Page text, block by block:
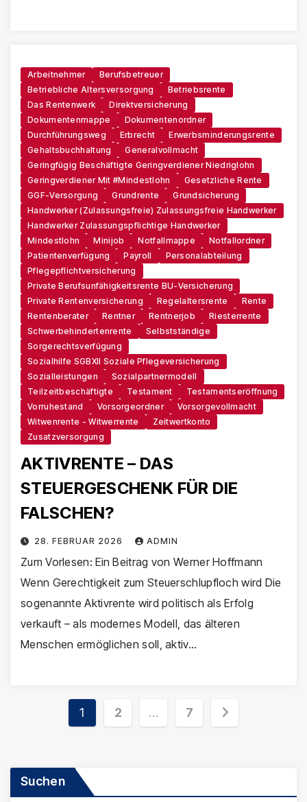
Arbeitnehmer
Berufsbetreuer
Betriebliche Altersversorgung
Betriebsrente
Das Rentenwerk
Direktversicherung
Dokumentenmappe
Dokumentenordner
Durchführungsweg
Erbrecht
Erwerbsminderungsrente
Gehaltsbuchhaltung
Generalvollmacht
Geringfügig Beschäftigte Geringverdiener Niedriglohn
Geringverdiener Mit #Mindestlohn
Gesetzliche Rente
GGF-Versorgung
Grundrente
Grundsicherung
Handwerker (zulassungsfreie) Zulassungsfreie Handwerker
Handwerker Zulassungspflichtige Handwerker
Mindestlohn
Minijob Notfallmappe
Notfallordner
Patientenverfügung
Payroll
Personalabteilung
Pflegepflichtversicherung
Private Berufsunfähigkeitsrente BU-Versicherung
Private Rentenversicherung
Regelaltersrente
Rente
Rentenberater
Rentner Rentnerjob
Riesterrente
Schwerbehindertenrente
Selbstständige
Sorgerechtsverfügung
Sozialhilfe SGBXII Soziale Pflegeversicherung
Sozialleistungen
Sozialpartnermodell
Teilzeitbeschäftigte
Testament
Testamentseröffnung
Vorruhestand
Vorsorgeordner
Vorsorgevollmacht
Witwenrente - Witwerrente
Zeitwertkonto
Zusatzversorgung
AKTIVRENTE – DAS
STEUERGESCHENK FÜR DIE
FALSCHEN?
28. FEBRUAR 2026 ADMIN
Zum Vorlesen: Ein Beitrag von Werner Hoffmann
Wenn Gerechtigkeit zum Steuerschlupfloch wird Die
sogenannte Aktivrente wird politisch als Erfolg
verkauft – als modernes Modell, das älteren
Menschen ermöglichen soll, aktiv…
Seitennummerierung
Beiträge
1 2 … 7
Suchen